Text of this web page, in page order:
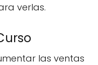
verlas.
las ventas